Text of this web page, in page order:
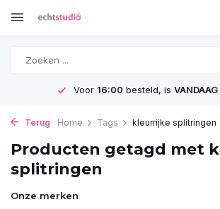
Voor 16:00 besteld, is VANDAAG
Terug Home Tags kleurrijke splitringen
Producten getagd met
splitringen
Onze merken